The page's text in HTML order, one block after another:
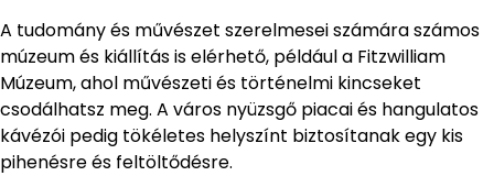
A tudomány és művészet szerelmesei számára számos
múzeum és kiállítás is elérhető, például a Fitzwilliam
Múzeum, ahol művészeti és történelmi kincseket
csodálhatsz meg. A város nyüzsgő piacai és hangulatos
kávézói pedig tökéletes helyszínt biztosítanak egy kis
pihenésre és feltöltődésre.